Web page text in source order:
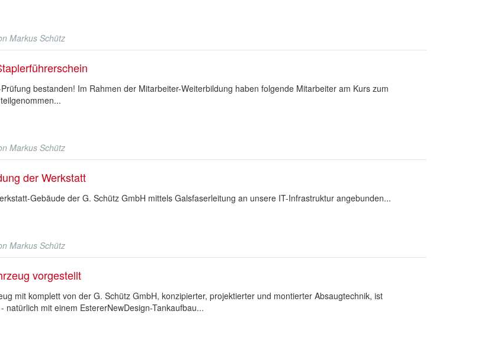
Markus Schütz
bestanden! Im Rahmen der Mitarbeiter-Weiterbildung haben folgende Mitarbeiter am Kurs zum
Markus Schütz
der Werkstatt
Gebäude der G. Schütz GmbH mittels Galsfaserleitung an unsere IT-Infrastruktur angebunden...
Markus Schütz
vorgestellt
mit komplett von der G. Schütz GmbH, konzipierter, projektierter und montierter Absaugtechnik, ist
natürlich mit einem EstererNewDesign-Tankaufbau...